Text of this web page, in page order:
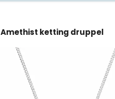
Amethist ketting druppel